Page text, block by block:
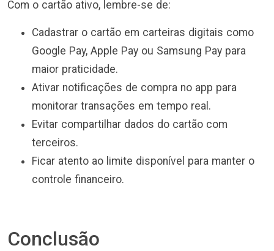
Com o cartão ativo, lembre-se de:
Cadastrar o cartão em carteiras digitais como
Google Pay, Apple Pay ou Samsung Pay para
maior praticidade.
Ativar notificações de compra no app para
monitorar transações em tempo real.
Evitar compartilhar dados do cartão com
terceiros.
Ficar atento ao limite disponível para manter o
controle financeiro.
Conclusão